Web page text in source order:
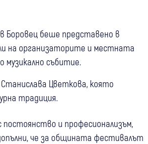
Боровец беше представено в
на организаторите и местната
събитие.
Цветкова, която
традиция.
и професионализъм,
че за общината фестивалът